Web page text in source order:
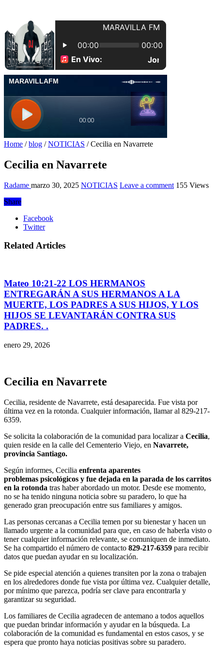
Home / blog / NOTICIAS / Cecilia en Navarrete
Cecilia en Navarrete
Radame marzo 30, 2025 NOTICIAS Leave a comment 155 Views
Share
Facebook
Twitter
Related Articles
Mateo 10:21-22 LOS HERMANOS
ENTREGARÁN A SUS HERMANOS A LA
MUERTE, LOS PADRES A SUS HIJOS, Y LOS
HIJOS SE LEVANTARÁN CONTRA SUS
PADRES. .
enero 29, 2026
Cecilia en Navarrete
Cecilia, residente de Navarrete, está desaparecida. Fue vista por
última vez en la rotonda. Cualquier información, llamar al 829-217-
6359.
Se solicita la colaboración de la comunidad para localizar a Cecilia,
quien reside en la calle del Cementerio Viejo, en Navarrete,
provincia Santiago.
Según informes, Cecilia enfrenta aparentes
problemas psicológicos y fue dejada en la parada de los carritos
en la rotonda tras haber abordado un motor. Desde ese momento,
no se ha tenido ninguna noticia sobre su paradero, lo que ha
generado gran preocupación entre sus familiares y amigos.
Las personas cercanas a Cecilia temen por su bienestar y hacen un
llamado urgente a la comunidad para que, en caso de haberla visto o
tener cualquier información relevante, se comuniquen de inmediato.
Se ha compartido el número de contacto 829-217-6359 para recibir
datos que puedan ayudar en su localización.
Se pide especial atención a quienes transiten por la zona o trabajen
en los alrededores donde fue vista por última vez. Cualquier detalle,
por mínimo que parezca, podría ser clave para encontrarla y
garantizar su seguridad.
Los familiares de Cecilia agradecen de antemano a todos aquellos
que puedan brindar información y ayudar en la búsqueda. La
colaboración de la comunidad es fundamental en estos casos, y se
espera que pronto haya noticias positivas sobre su paradero.